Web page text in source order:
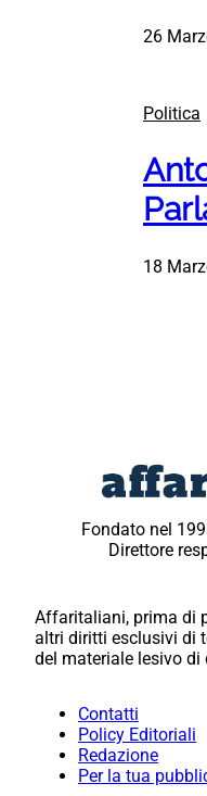
26
Politica
18
Fondato nel
Direttore
Affaritaliani, prima di
altri diritti esclusivi di
del materiale lesivo di
Contatti
Policy Editoriali
Redazione
Per la tua